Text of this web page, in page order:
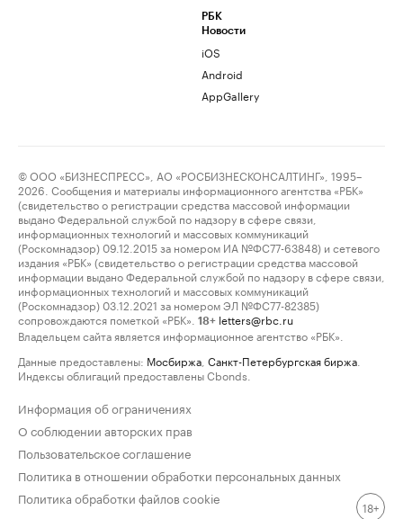
РБК
Новости
iOS
Android
AppGallery
© ООО «БИЗНЕСПРЕСС», АО «РОСБИЗНЕСКОНСАЛТИНГ», 1995–
2026. Сообщения и материалы информационного агентства «РБК»
(свидетельство о регистрации средства массовой информации
выдано Федеральной службой по надзору в сфере связи,
информационных технологий и массовых коммуникаций
(Роскомнадзор) 09.12.2015 за номером ИА №ФС77-63848) и сетевого
издания «РБК» (свидетельство о регистрации средства массовой
информации выдано Федеральной службой по надзору в сфере связи,
информационных технологий и массовых коммуникаций
(Роскомнадзор) 03.12.2021 за номером ЭЛ №ФС77-82385)
сопровождаются пометкой «РБК».
18+ letters@rbc.ru
Владельцем сайта является информационное агентство «РБК».
Данные предоставлены: Мосбиржа Санкт-Петербургская биржа
Индексы облигаций предоставлены Cbonds.
Информация об ограничениях
О соблюдении авторских прав
Пользовательское соглашение
Политика в отношении обработки персональных данных
Политика обработки файлов cookie
18+